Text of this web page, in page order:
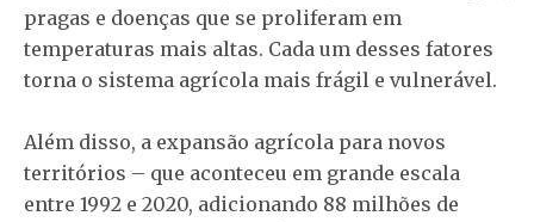
pragas e doenças que se proliferam em
temperaturas mais altas. Cada um desses fatores
torna o sistema agrícola mais frágil e vulnerável.
Além disso, a expansão agrícola para novos
territórios – que aconteceu em grande escala
entre 1992 e 2020, adicionando 88 milhões de